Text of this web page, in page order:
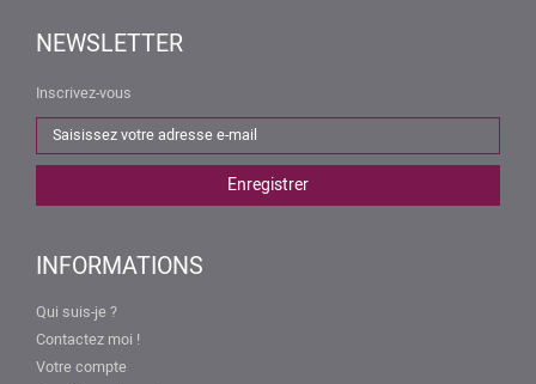
NEWSLETTER
Inscrivez-vous
INFORMATIONS
Qui suis-je ?
Contactez moi !
Votre compte